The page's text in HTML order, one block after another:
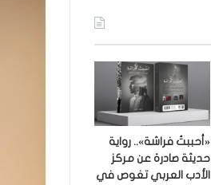
«أحببتُ فراشة».. رواية
حديثة صادرة عن مركز
الأدب العربي تغوص في